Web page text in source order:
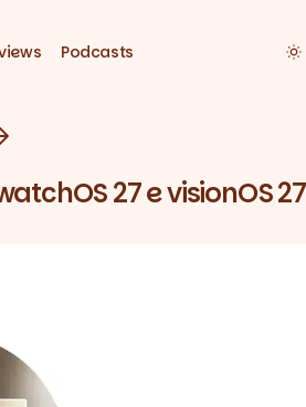
Podcasts
27 e visionOS 27